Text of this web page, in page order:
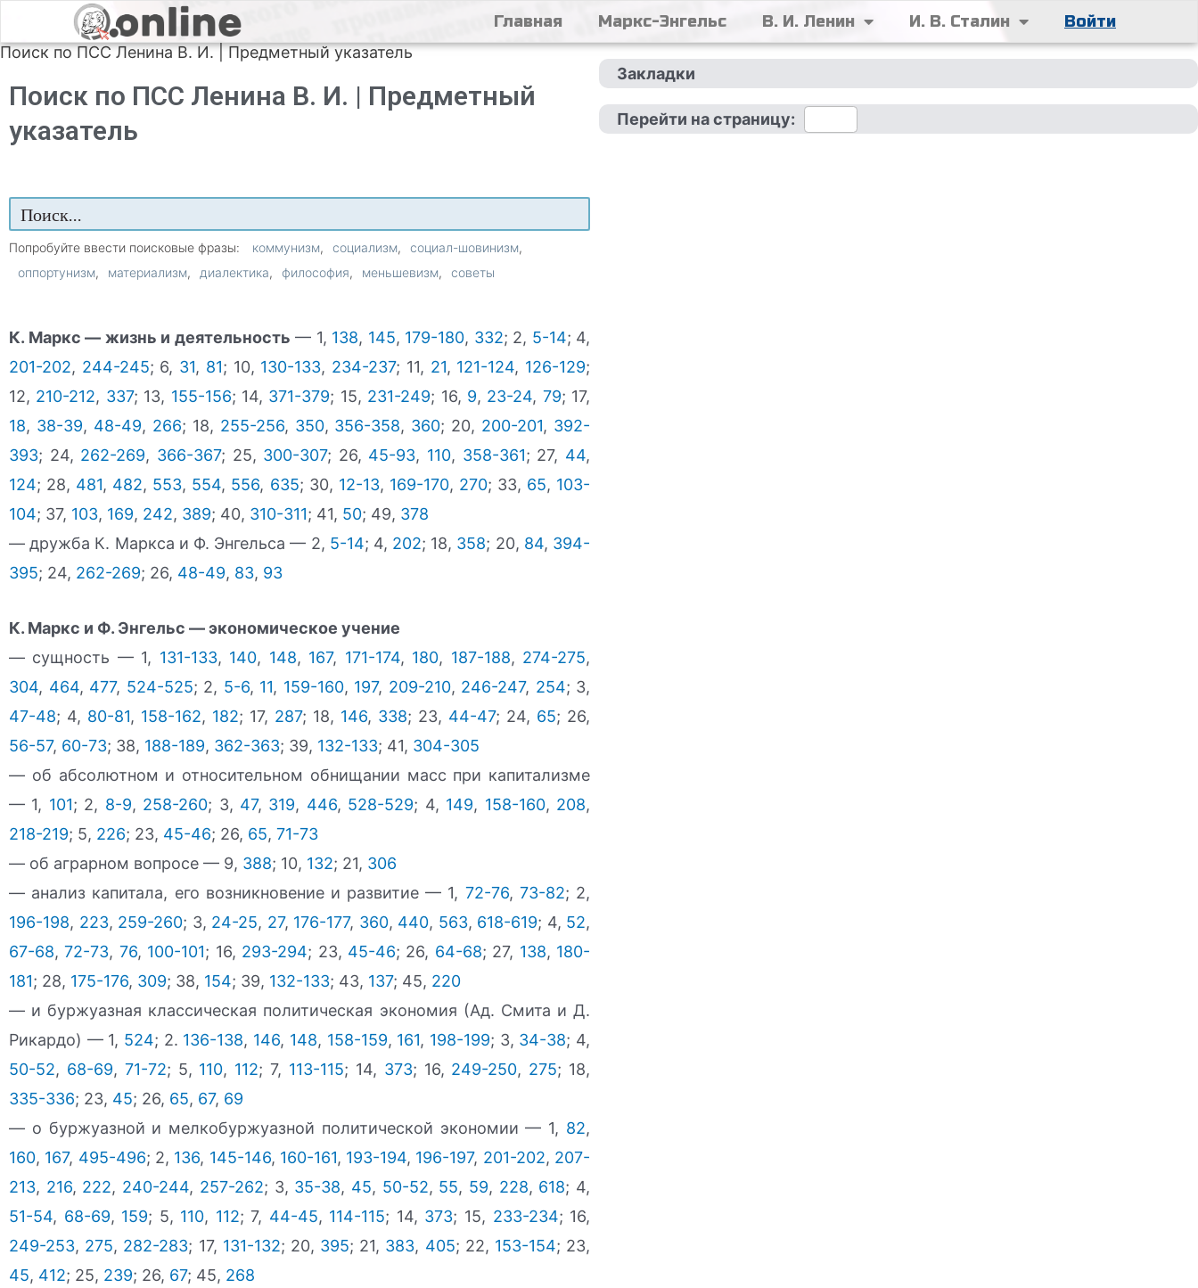
Главная Маркс-Энгельс В. И. Ленин И. В. Сталин Войти
Поиск по ПСС Ленина В. И. | Предметный указатель
Поиск по ПСС Ленина В. И. | Предметный
указатель
Попробуйте ввести поисковые фразы: коммунизм социализм
социал-шовинизм
оппортунизм
материализм диалектика философия меньшевизм советы
К. Маркс — жизнь и деятельность — 1, 138, 145, 179-180, 332; 2, 5-14; 4,
201-202, 244-245; 6, 31, 81; 10, 130-133, 234-237; 11, 21, 121-124, 126-129;
12, 210-212, 337; 13, 155-156; 14, 371-379; 15, 231-249; 16, 9, 23-24, 79; 17,
18, 38-39, 48-49, 266; 18, 255-256, 350, 356-358, 360; 20, 200-201, 392-
393; 24, 262-269, 366-367; 25, 300-307; 26, 45-93, 110, 358-361; 27, 44,
124; 28, 481, 482, 553, 554, 556, 635; 30, 12-13, 169-170, 270; 33, 65, 103-
104; 37, 103, 169, 242, 389; 40, 310-311; 41, 50; 49, 378
— дружба К. Маркса и Ф. Энгельса — 2, 5-14; 4, 202; 18, 358; 20, 84, 394-
395; 24, 262-269; 26, 48-49, 83, 93
К. Маркс и Ф. Энгельс — экономическое учение
— сущность — 1, 131-133, 140, 148, 167, 171-174, 180, 187-188, 274-275,
304, 464, 477, 524-525; 2, 5-6, 11, 159-160, 197, 209-210, 246-247, 254; 3,
47-48; 4, 80-81, 158-162, 182; 17, 287; 18, 146, 338; 23, 44-47; 24, 65; 26,
56-57, 60-73; 38, 188-189, 362-363; 39, 132-133; 41, 304-305
— об абсолютном и относительном обнищании масс при капитализме
— 1, 101; 2, 8-9, 258-260; 3, 47, 319, 446, 528-529; 4, 149, 158-160, 208,
218-219; 5, 226; 23, 45-46; 26, 65, 71-73
— об аграрном вопросе — 9, 388; 10, 132; 21, 306
— анализ капитала, его возникновение и развитие — 1, 72-76, 73-82; 2,
196-198, 223, 259-260; 3, 24-25, 27, 176-177, 360, 440, 563, 618-619; 4, 52,
67-68,72-73, 76, 100-101; 16, 293-294; 23, 45-46; 26, 64-68; 27, 138, 180-
181; 28, 175-176, 309; 38, 154; 39, 132-133; 43, 137; 45, 220
— и буржуазная классическая политическая экономия (Ад. Смита и Д.
Рикардо) — 1, 524; 2. 136-138, 146, 148, 158-159, 161, 198-199; 3, 34-38; 4,
50-52, 68-69, 71-72; 5, 110, 112; 7, 113-115; 14, 373; 16, 249-250, 275; 18,
335-336; 23, 45; 26, 65, 67, 69
— о буржуазной и мелкобуржуазной политической экономии — 1, 82,
160, 167, 495-496; 2, 136, 145-146, 160-161, 193-194, 196-197, 201-202, 207-
213, 216, 222, 240-244, 257-262; 3, 35-38, 45, 50-52, 55, 59, 228, 618; 4,
51-54, 68-69, 159; 5, 110, 112; 7, 44-45, 114-115; 14, 373; 15, 233-234; 16,
249-253, 275, 282-283; 17, 131-132; 20, 395; 21, 383, 405; 22, 153-154; 23,
45, 412; 25, 239; 26, 67; 45, 268
Закладки
Перейти на страницу: